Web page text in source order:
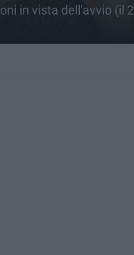
in vista dell'avvio (il